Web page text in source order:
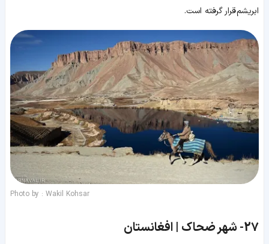
ابریشم قرار گرفته است.
Photo by : Wakil Kohsar
27- شهر ضحاک | افغانستان